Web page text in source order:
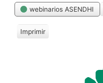
webinarios ASENDHI
Imprimir
V